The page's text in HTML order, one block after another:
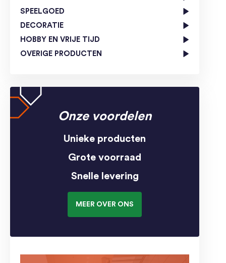
SPEELGOED
DECORATIE
HOBBY EN VRIJE TIJD
OVERIGE PRODUCTEN
Onze voordelen
Unieke producten
Grote voorraad
Snelle levering
MEER OVER ONS